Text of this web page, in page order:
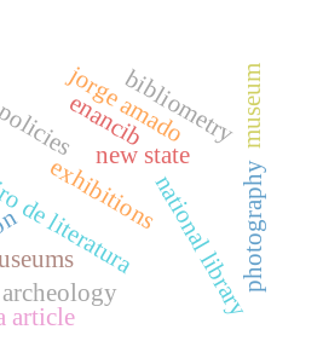
literaturanew state
national library
exhibitions
bibliometry
article
photography
jorge amado museum
archeology
enancib